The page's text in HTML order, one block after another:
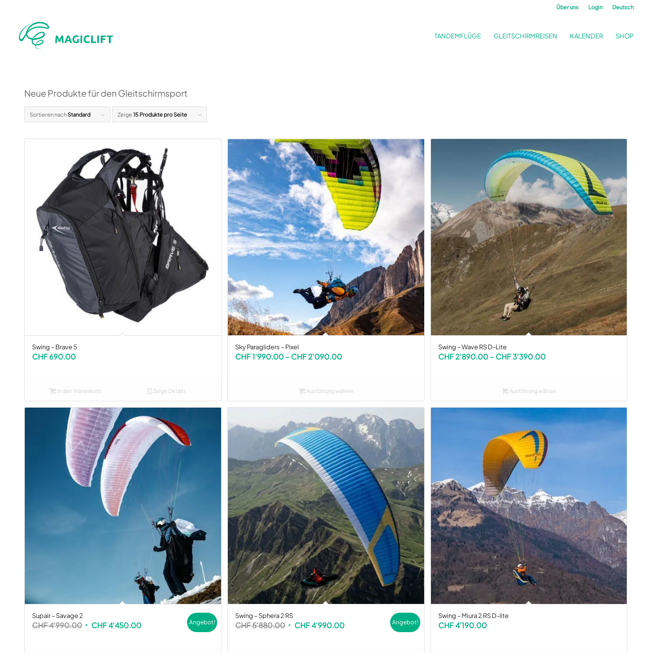
Über uns Login Deutsch
TANDEMFLÜGE GLEITSCHIRMREISEN KALENDER SHOP
Neue Produkte für den Gleitschirmsport
Sortieren nachStandard Zeige 15 Produkte pro Seite
Swing – Brave 5
CHF 690.00
In den Warenkorb Zeige Details
Sky Paragliders – Pixel
CHF1'990.00 – CHF2'090.00Preisspanne:
CHF 2'090.00
Ausführung wählen
Swing – Wave RS D-Lite
CHF2'890.00 – CHF3'390.00Preisspanne:
CHF 3'390.00
Ausführung wählen
Supair – Savage 2
CHF4'990.00 Ursprünglicher
CHF4'450.00Aktueller
Angebot!
Swing – Sphera 2 RS
CHF5'880.00 Ursprünglicher
CHF4'990.00Aktueller
Angebot!
Swing – Miura 2 RS D-lite
CHF4'190.00